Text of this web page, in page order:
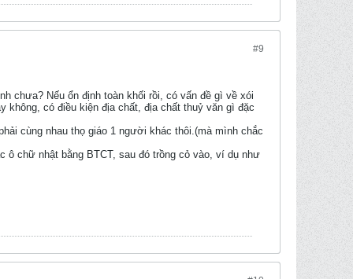
#9
chưa? Nếu ổn định toàn khối rồi, có vấn đề gì về xói
không, có điều kiện địa chất, địa chất thuỷ văn gì đặc
cùng nhau thọ giáo 1 người khác thôi.(mà mình chắc
ô chữ nhật bằng BTCT, sau đó trồng cỏ vào, ví dụ như